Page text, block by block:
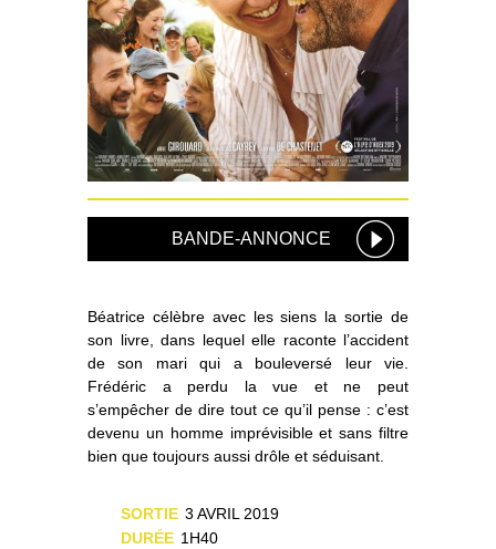
BANDE-ANNONCE
Béatrice célèbre avec les siens la sortie de
son livre, dans lequel elle raconte l’accident
de son mari qui a bouleversé leur vie.
Frédéric a perdu la vue et ne peut
s’empêcher de dire tout ce qu’il pense : c’est
devenu un homme imprévisible et sans filtre
bien que toujours aussi drôle et séduisant.
SORTIE 3 AVRIL 2019
DURÉE 1H40